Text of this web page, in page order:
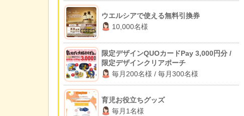
ウエルシアで使える無料引換券
10,000名様
限定デザインQUOカードPay 3,000円分 /
限定デザインクリアポーチ
毎月200名様 / 毎月300名様
育児お役立ちグッズ
毎月1名様